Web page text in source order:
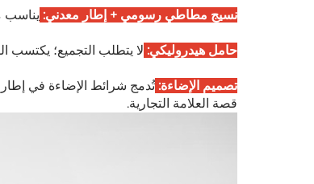
نسيج مطاطي رسومي + إطار معدني: يناسب
حامل هيدروليكي: لا يتطلب التجميع؛
تصميم الإضاءة: تُدمج شرائط الإضاءة في
قصة العلامة التجارية.